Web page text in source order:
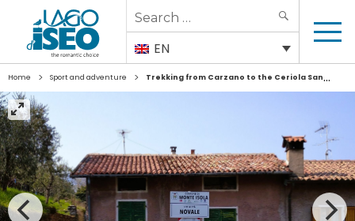
Search
for:
EN
Home > Sport and adventure > Trekking from Carzano to the Ceriola Sanctuary